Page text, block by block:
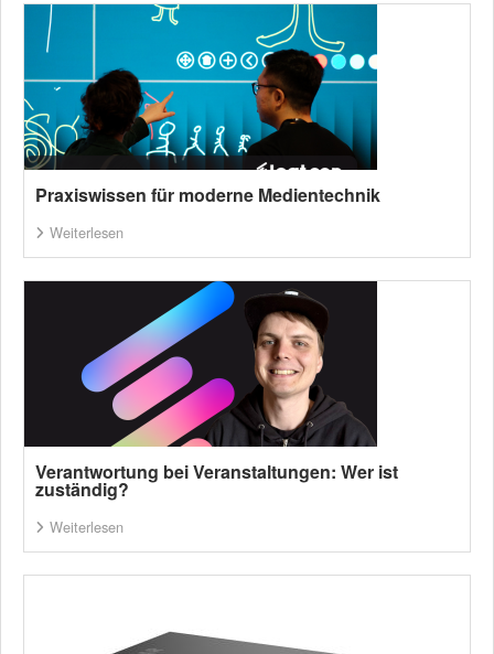
Praxiswissen für moderne Medientechnik
Weiterlesen
Verantwortung bei Veranstaltungen: Wer ist
zuständig?
Weiterlesen